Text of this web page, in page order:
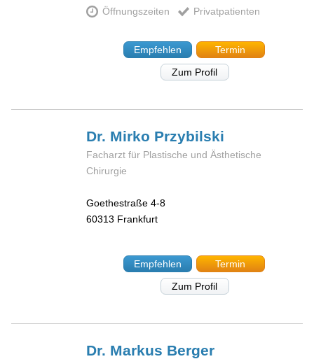
Öffnungszeiten Privatpatienten
Empfehlen
Termin
Zum Profil
Dr. Mirko Przybilski
Facharzt für Plastische und Ästhetische
Chirurgie
Goethestraße 4-8
60313 Frankfurt
Empfehlen
Termin
Zum Profil
Dr. Markus Berger